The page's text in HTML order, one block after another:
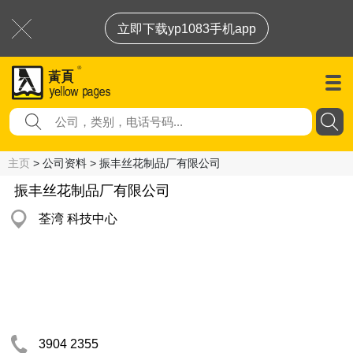
立即下载yp1083手机app
主页 > 公司资料 > 振丰丝花制品厂有限公司
振丰丝花制品厂有限公司
荃湾 科技中心
3904 2355